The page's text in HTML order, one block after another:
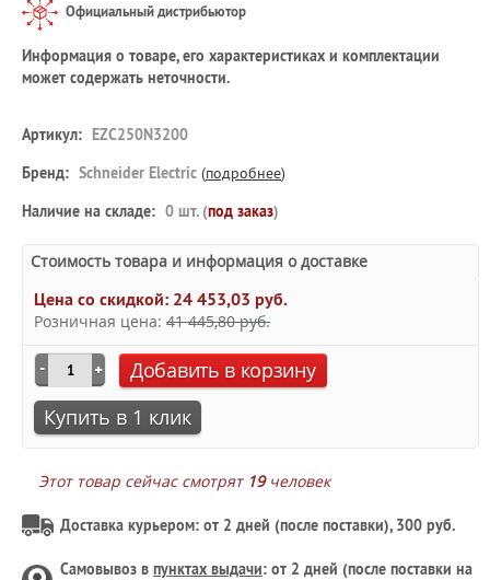
Официальный дистрибьютор
Информация о товаре, его характеристиках и комплектации
может содержать неточности.
Артикул: EZC250N3200
Бренд: Schneider Electric (подробнее)
Наличие на складе: 0 шт. (под заказ)
Стоимость товара и информация о доставке
Цена со скидкой: 24 453,03 руб.
Розничная цена: 41 445,80 руб.
Добавить в корзину
Купить в 1 клик
Этот товар сейчас смотрят 19человек
Доставка курьером: от 2 дней (после поставки), 300 руб.
Самовывоз в пунктах выдачи: от 2 дней (после поставки на